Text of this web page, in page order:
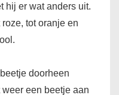
hij er wat anders uit.
tot oranje en
doorheen
een beetje aan